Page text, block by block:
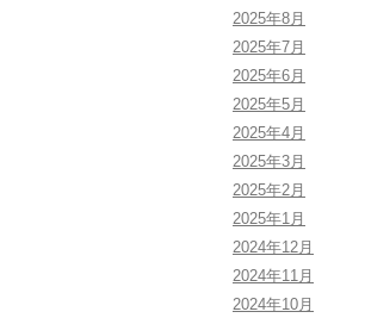
2025年8月
2025年7月
2025年6月
2025年5月
2025年4月
2025年3月
2025年2月
2025年1月
2024年12月
2024年11月
2024年10月